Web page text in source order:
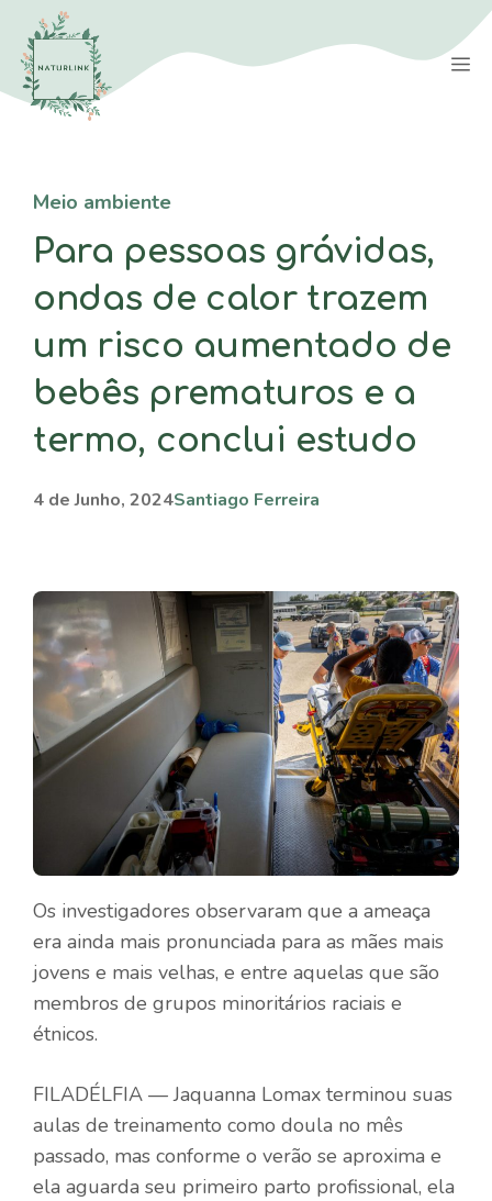
Saltar
para
conteúdo
Meio ambiente
Para pessoas grávidas,
ondas de calor trazem
um risco aumentado de
bebês prematuros e a
termo, conclui estudo
4 de Junho, 2024Santiago Ferreira
Os investigadores observaram que a ameaça
era ainda mais pronunciada para as mães mais
jovens e mais velhas, e entre aquelas que são
membros de grupos minoritários raciais e
étnicos.
FILADÉLFIA — Jaquanna Lomax terminou suas
aulas de treinamento como doula no mês
passado, mas conforme o verão se aproxima e
ela aguarda seu primeiro parto profissional, ela